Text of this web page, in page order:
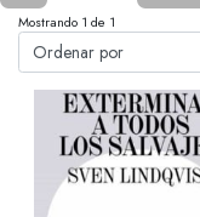
Mostrando 1 de 1